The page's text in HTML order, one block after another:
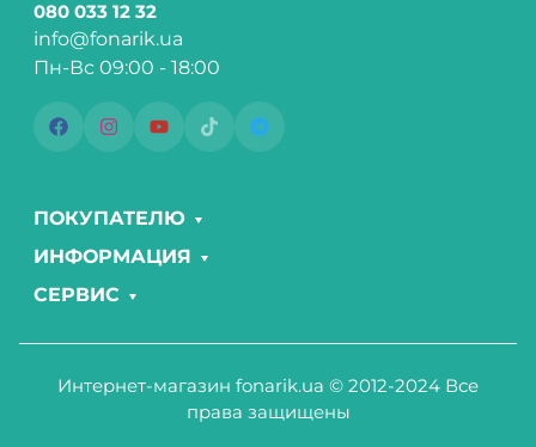
080 033 12 32
info@fonarik.ua
Пн-Вс 09:00 - 18:00
ПОКУПАТЕЛЮ
ИНФОРМАЦИЯ
СЕРВИС
Интернет-магазин fonarik.ua © 2012-2024 Все
права защищены